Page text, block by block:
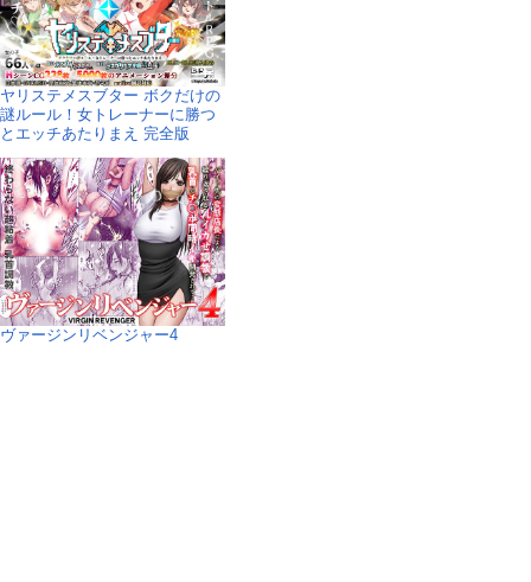
ヤリステメスブター ボクだけの
謎ルール！女トレーナーに勝つ
とエッチあたりまえ 完全版
ヴァージンリベンジャー4